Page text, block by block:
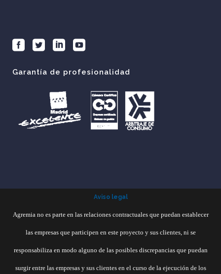
Garantía de profesionalidad
Aviso legal
Agremia no es parte en las relaciones contractuales que puedan establecer
las empresas que participen en este proyecto y sus clientes, ni se
responsabiliza en modo alguno de las posibles discrepancias que puedan
surgir entre las empresas y sus clientes en el curso de la ejecución de los